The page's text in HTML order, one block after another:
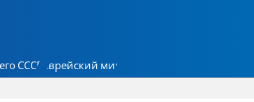
СССР Еврейский мир